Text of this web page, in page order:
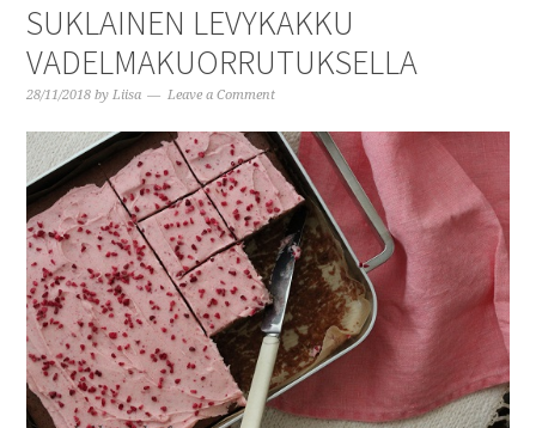
SUKLAINEN LEVYKAKKU
VADELMAKUORRUTUKSELLA
28/11/2018 byLiisa Leave a Comment